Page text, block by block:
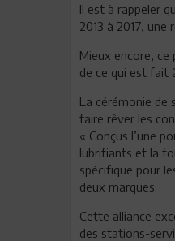
Il est à rappeler
2013 à 2017,
Mieux encore,
de ce qui est fait
La cérémonie de
faire rêver les
« Conçus l’une
lubrifiants et la
spécifique pour
deux marques.
Cette alliance
des stations-